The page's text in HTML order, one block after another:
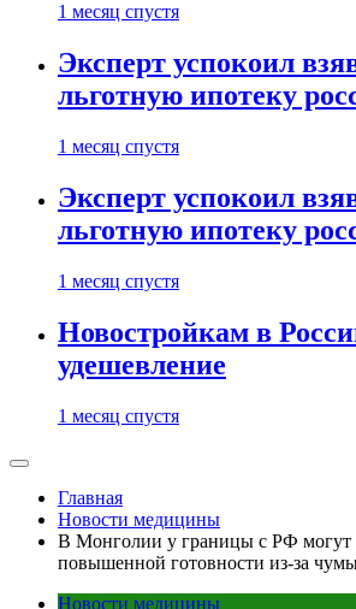
1 месяц спустя
Эксперт успокоил
льготную ипотеку
1 месяц спустя
Эксперт успокоил
льготную ипотеку
1 месяц спустя
Новостройкам в
удешевление
1 месяц спустя
Главная
Новости медицины
В Монголии у границы с РФ могут
повышенной готовности из-за
Новости медицины